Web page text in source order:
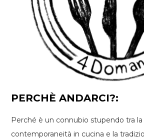
PERCHÈ ANDARCI?:
Perché è un connubio stupendo tra
contemporaneità in cucina e la